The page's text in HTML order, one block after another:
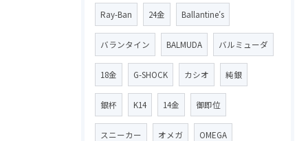
Ray-Ban 24金 Ballantine′s
バランタイン BALMUDA バルミューダ
18金 G-SHOCK カシオ 純銀
銀杯 K14 14金 御即位
スニーカー オメガ OMEGA